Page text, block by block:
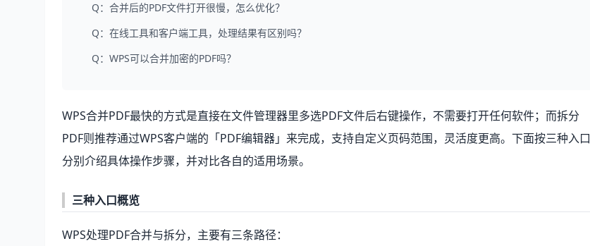
Q：合并后的PDF文件打开很慢，怎么优化？
Q：在线工具和客户端工具，处理结果有区别吗？
Q：WPS可以合并加密的PDF吗？
WPS合并PDF最快的方式是直接在文件管理器里多选PDF文件后右键操作，不需要打开任何软件；而拆分
PDF则推荐通过WPS客户端的「PDF编辑器」来完成，支持自定义页码范围，灵活度更高。下面按三种入口
分别介绍具体操作步骤，并对比各自的适用场景。
三种入口概览
WPS处理PDF合并与拆分，主要有三条路径：